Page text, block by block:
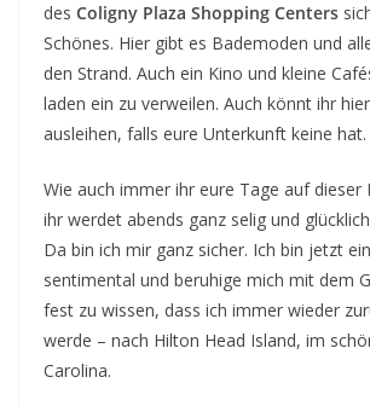
des Coligny Plaza Shopping Centers
Schönes. Hier gibt es Bademoden und
den Strand. Auch ein Kino und kleine
laden ein zu verweilen. Auch könnt ihr
ausleihen, falls eure Unterkunft keine hat.
Wie auch immer ihr eure Tage auf dieser
ihr werdet abends ganz selig und
Da bin ich mir ganz sicher. Ich bin jetzt
sentimental und beruhige mich mit dem
fest zu wissen, dass ich immer wieder
werde – nach Hilton Head Island, im
Carolina.